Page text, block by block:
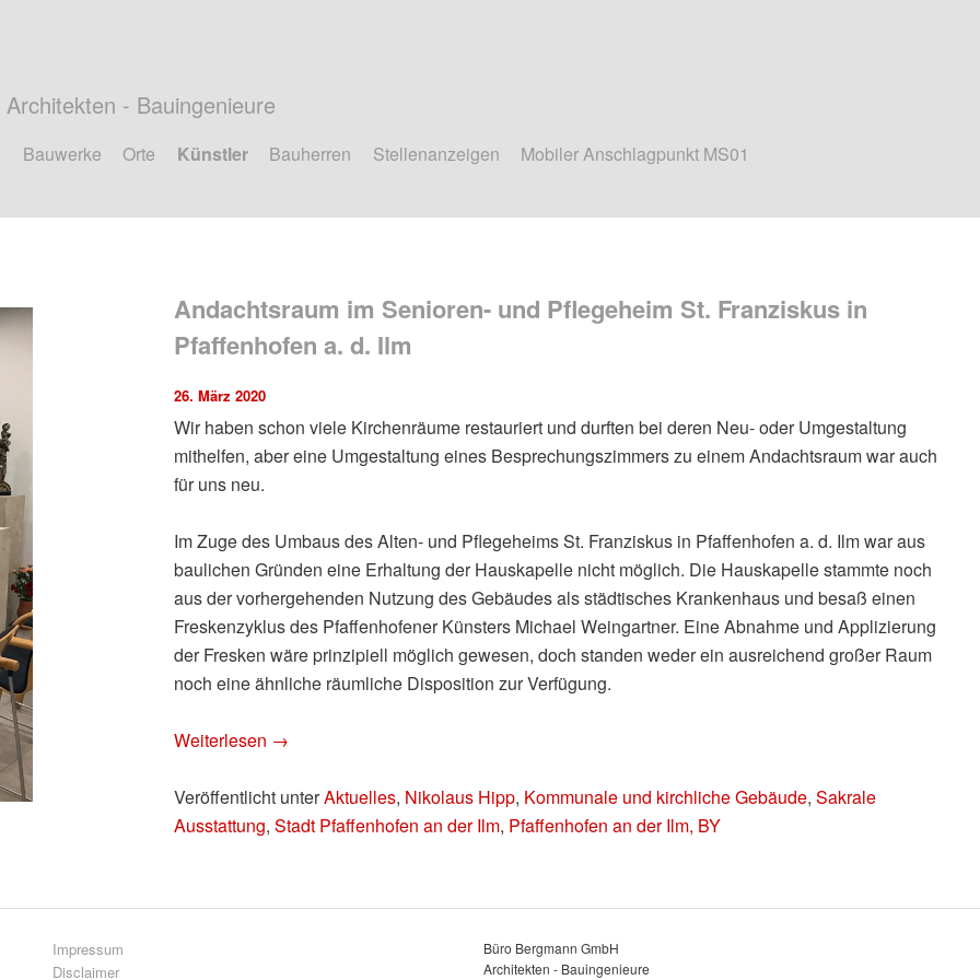
Architekten - Bauingenieure
Bauwerke Orte Künstler Bauherren Stellenanzeigen Mobiler Anschlagpunkt MS01
Andachtsraum im Senioren- und Pflegeheim St. Franziskus in
Pfaffenhofen a. d. Ilm
26. März 2020
Wir haben schon viele Kirchenräume restauriert und durften bei deren Neu- oder Umgestaltung
mithelfen, aber eine Umgestaltung eines Besprechungszimmers zu einem Andachtsraum war auch
für uns neu.
Im Zuge des Umbaus des Alten- und Pflegeheims St. Franziskus in Pfaffenhofen a. d. Ilm war aus
baulichen Gründen eine Erhaltung der Hauskapelle nicht möglich. Die Hauskapelle stammte noch
aus der vorhergehenden Nutzung des Gebäudes als städtisches Krankenhaus und besaß einen
Freskenzyklus des Pfaffenhofener Künsters Michael Weingartner. Eine Abnahme und Applizierung
der Fresken wäre prinzipiell möglich gewesen, doch standen weder ein ausreichend großer Raum
noch eine ähnliche räumliche Disposition zur Verfügung.
Weiterlesen →
Veröffentlicht unterAktuelles, Nikolaus Hipp, Kommunale und kirchliche Gebäude,Sakrale
Ausstattung,Stadt Pfaffenhofen an der Ilm, Pfaffenhofen an der Ilm, BY
Impressum
Disclaimer
Büro Bergmann GmbH
Architekten - Bauingenieure